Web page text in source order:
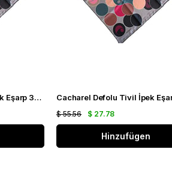
Cacharel Defolu Tivil İpek Eşarp 35733 Krem Karışık Desen
$ 27.78
$ 55.56
Hinzufügen